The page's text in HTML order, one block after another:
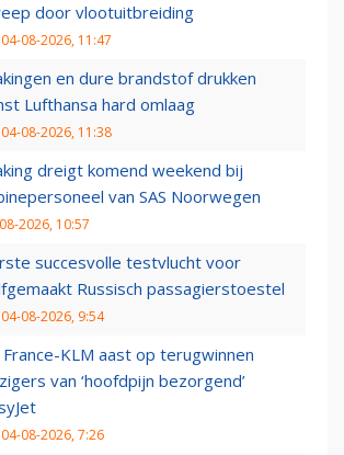
door vlootuitbreiding
04-08-2026, 11:47
en dure brandstof drukken
Lufthansa hard omlaag
04-08-2026, 11:38
dreigt komend weekend bij
van SAS Noorwegen
2026, 10:57
succesvolle testvlucht voor
Russisch passagierstoestel
04-08-2026, 9:54
France-KLM aast op terugwinnen
van ‘hoofdpijn bezorgend’
04-08-2026, 7:26